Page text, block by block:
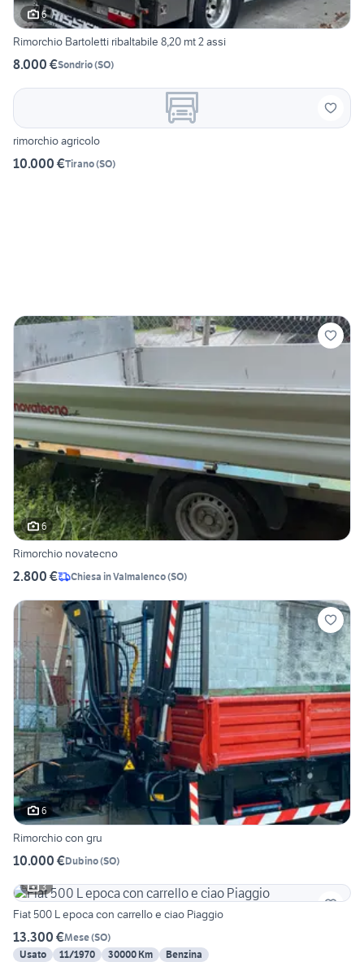
6
Rimorchio Bartoletti ribaltabile 8,20 mt 2 assi
8.000 €Sondrio(SO)
rimorchio agricolo
10.000 €Tirano(SO)
6
Rimorchio novatecno
2.800 € Chiesa in Valmalenco(SO)
6
Rimorchio con gru
10.000 €Dubino(SO)
3
Fiat 500 L epoca con carrello e ciao Piaggio
13.300 €Mese(SO)
Usato
11/1970 30000 Km Benzina